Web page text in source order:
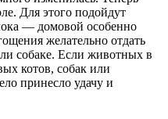
Для этого подойдут
— домовой особенно
желательно отдать
собаке. Если животных в
котов, собак или
принесло удачу и